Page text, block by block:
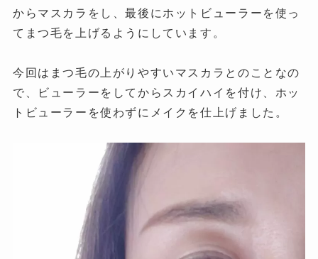
からマスカラをし、最後にホットビューラーを使っ
てまつ毛を上げるようにしています。
今回はまつ毛の上がりやすいマスカラとのことなの
で、ビューラーをしてからスカイハイを付け、ホッ
トビューラーを使わずにメイクを仕上げました。